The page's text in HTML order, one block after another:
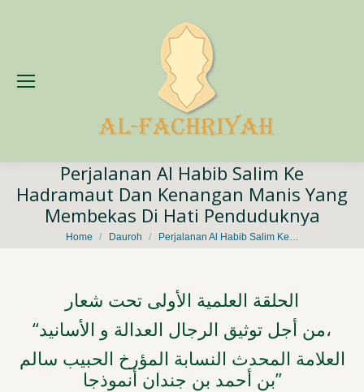
Perjalanan Al Habib Salim Ke
Hadramaut Dan Kenangan Manis Yang
Membekas Di Hati Penduduknya
You are here:
Home Dauroh Perjalanan Al Habib Salim Ke…
الحلقة العلمية الأولى تحت شعار
“من أجل توثيق الرجال العدالة و الأسانيد،
العلامة المحدث النسابة المؤرخ الحبيب سالم
بن أحمد بن جندان أنموذجا”